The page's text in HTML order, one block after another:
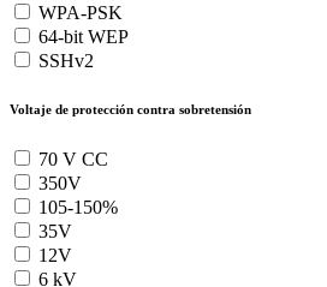
WPA-PSK
64-bit WEP
SSHv2
Voltaje de protección contra sobretensión
70 V CC
350V
105-150%
35V
12V
6 kV